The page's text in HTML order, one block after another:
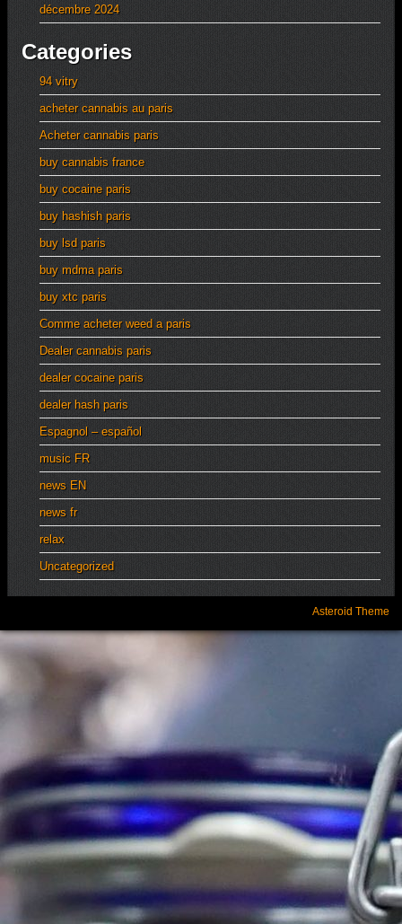
décembre 2024
Categories
94 vitry
acheter cannabis au paris
Acheter cannabis paris
buy cannabis france
buy cocaine paris
buy hashish paris
buy lsd paris
buy mdma paris
buy xtc paris
Comme acheter weed a paris
Dealer cannabis paris
dealer cocaine paris
dealer hash paris
Espagnol – español
music FR
news EN
news fr
relax
Uncategorized
Asteroid Theme